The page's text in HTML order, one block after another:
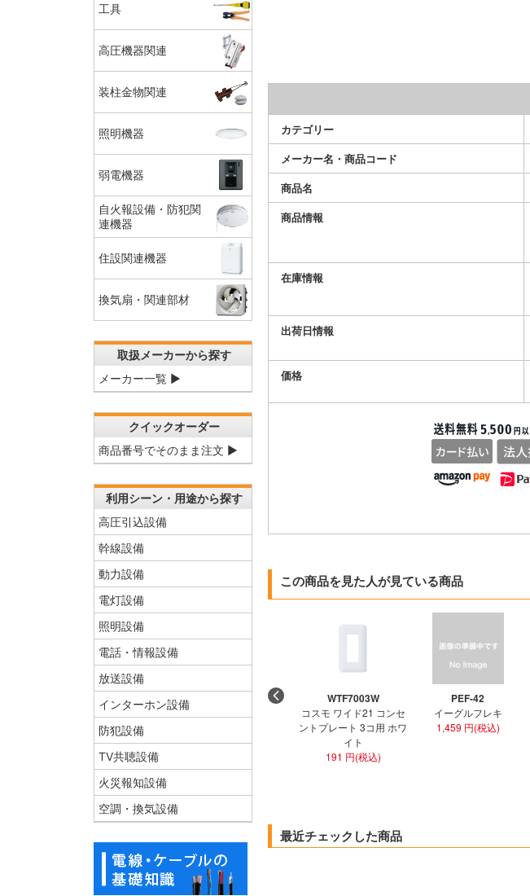
カテゴリー
メーカー名・商品コード
商品名
商品情報
在庫情報
出荷日情報
価格
この商品を見た人が見ている商品
WTF7003W
コスモ ワイド21 コンセ
ントプレート 3コ用 ホワ
イト
191 円(税込)
PEF-42
イーグルフレキ
1,459 円(税込)
最近チェックした商品
工具
高圧機器関連
装柱金物関連
照明機器
弱電機器
自火報設備・防犯関
連機器
住設関連機器
換気扇・関連部材
取扱メーカーから探す
メーカー一覧 ▶
クイックオーダー
商品番号でそのまま注文 ▶
利用シーン・用途から探す
高圧引込設備
幹線設備
動力設備
電灯設備
照明設備
電話・情報設備
放送設備
インターホン設備
防犯設備
TV共聴設備
火災報知設備
空調・換気設備